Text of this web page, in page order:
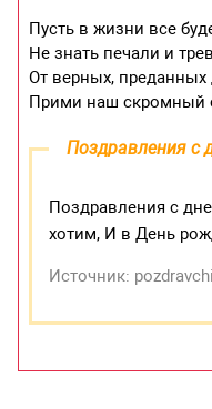
Пусть в жизни все
Не знать печали и
От верных, преданных
Прими наш скромный
Поздравления с
Поздравления с
хотим, И в День
Источник: